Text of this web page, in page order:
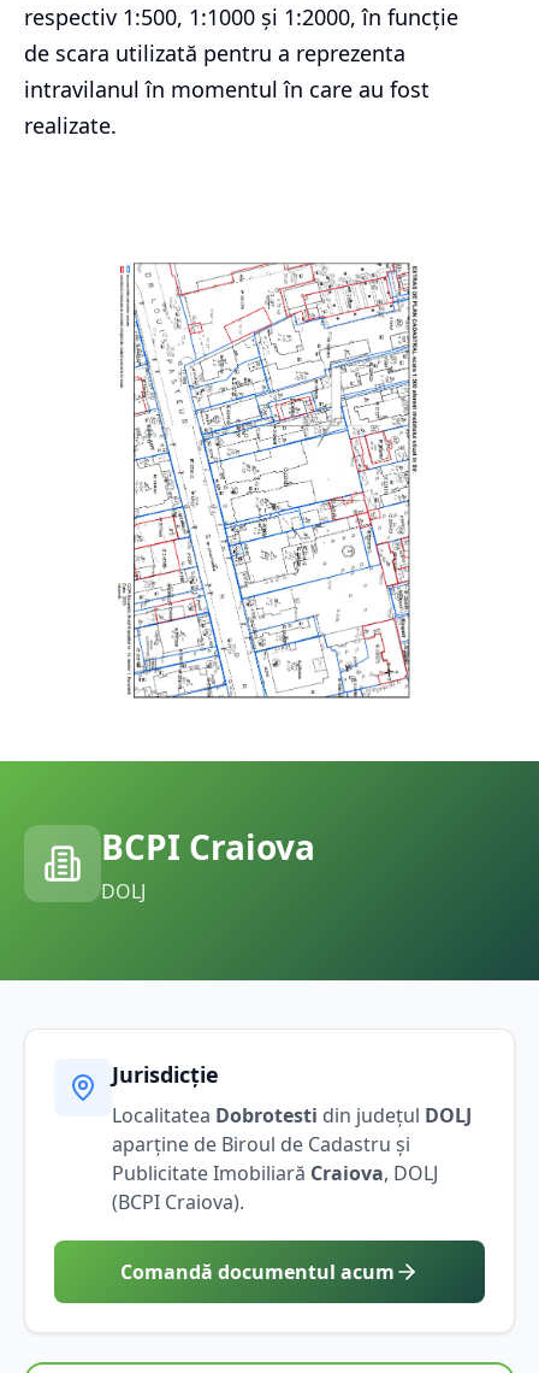
respectiv 1:500, 1:1000 și 1:2000, în funcție
de scara utilizată pentru a reprezenta
intravilanul în momentul în care au fost
realizate.
BCPI Craiova
DOLJ
Jurisdicție
Localitatea Dobrotesti din județul DOLJ
aparține de Biroul de Cadastru și
Publicitate Imobiliară Craiova, DOLJ
(BCPI Craiova).
Comandă documentul acum